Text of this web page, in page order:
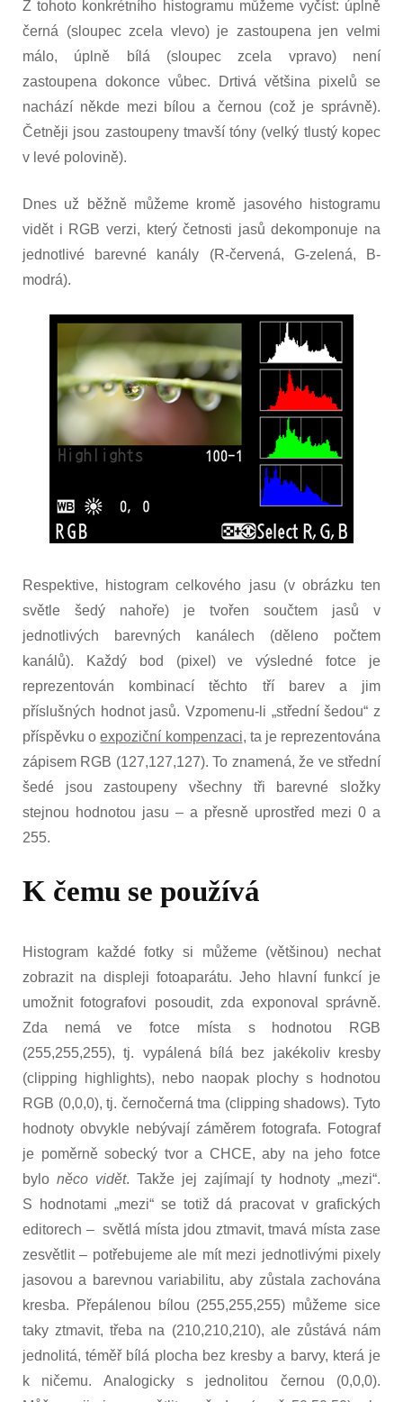
Z tohoto konkrétního histogramu můžeme vyčíst: úplně
černá (sloupec zcela vlevo) je zastoupena jen velmi
málo, úplně bílá (sloupec zcela vpravo) není
zastoupena dokonce vůbec. Drtivá většina pixelů se
nachází někde mezi bílou a černou (což je správně).
Četněji jsou zastoupeny tmavší tóny (velký tlustý kopec
v levé polovině).
Dnes už běžně můžeme kromě jasového histogramu
vidět i RGB verzi, který četnosti jasů dekomponuje na
jednotlivé barevné kanály (R-červená, G-zelená, B-
modrá).
Respektive, histogram celkového jasu (v obrázku ten
světle šedý nahoře) je tvořen součtem jasů v
jednotlivých barevných kanálech (děleno počtem
kanálů). Každý bod (pixel) ve výsledné fotce je
reprezentován kombinací těchto tří barev a jim
příslušných hodnot jasů. Vzpomenu-li „střední šedou“ z
příspěvku oexpoziční kompenzaci, ta je reprezentována
zápisem RGB (127,127,127). To znamená, že ve střední
šedé jsou zastoupeny všechny tři barevné složky
stejnou hodnotou jasu – a přesně uprostřed mezi 0 a
255.
K čemu se používá
Histogram každé fotky si můžeme (většinou) nechat
zobrazit na displeji fotoaparátu. Jeho hlavní funkcí je
umožnit fotografovi posoudit, zda exponoval správně.
Zda nemá ve fotce místa s hodnotou RGB
(255,255,255), tj. vypálená bílá bez jakékoliv kresby
(clipping highlights), nebo naopak plochy s hodnotou
RGB (0,0,0), tj. černočerná tma (clipping shadows). Tyto
hodnoty obvykle nebývají záměrem fotografa. Fotograf
je poměrně sobecký tvor a CHCE, aby na jeho fotce
bylo něco vidět. Takže jej zajímají ty hodnoty „mezi“.
S hodnotami „mezi“ se totiž dá pracovat v grafických
editorech – světlá místa jdou ztmavit, tmavá místa zase
zesvětlit – potřebujeme ale mít mezi jednotlivými pixely
jasovou a barevnou variabilitu, aby zůstala zachována
kresba. Přepálenou bílou (255,255,255) můžeme sice
taky ztmavit, třeba na (210,210,210), ale zůstává nám
jednolitá, téměř bílá plocha bez kresby a barvy, která je
k ničemu. Analogicky s jednolitou černou (0,0,0).